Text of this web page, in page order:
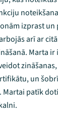
izprast
arī ar
Marta ir
zināšanas,
un
patīk